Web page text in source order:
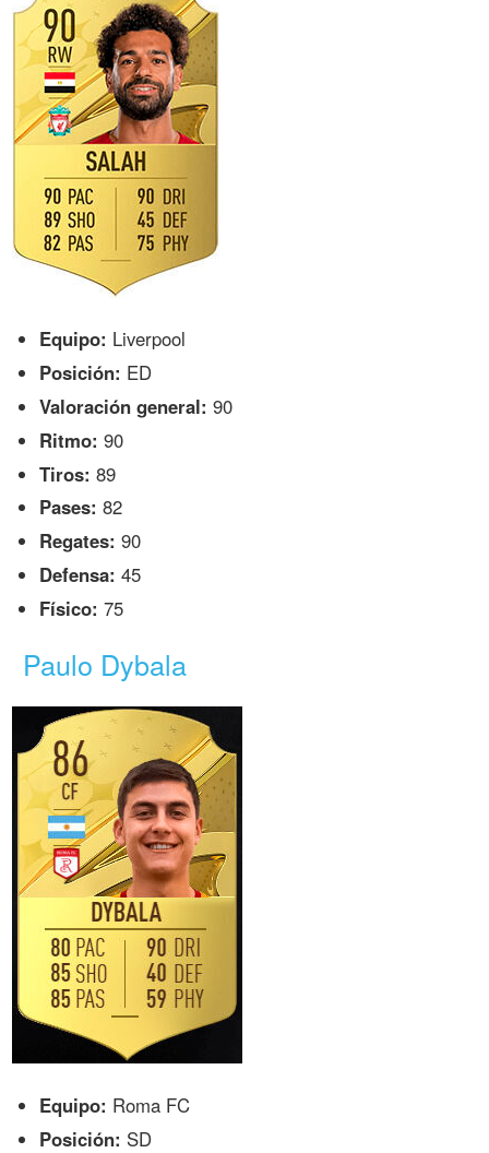
Equipo: Liverpool
Posición: ED
Valoración general: 90
Ritmo: 90
Tiros: 89
Pases: 82
Regates: 90
Defensa: 45
Físico: 75
Paulo Dybala
Equipo: Roma FC
Posición: SD